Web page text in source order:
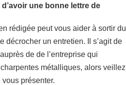
une bonne lettre de
rédigée peut vous aider à sortir du
décrocher un entretien. Il s’agit de
de de l’entreprise qui
métalliques, alors veillez
présenter.